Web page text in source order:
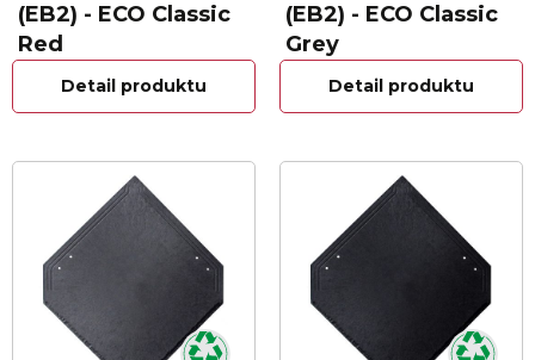
(EB2) - ECO Classic
Red
Detail produktu
(EB2) - ECO Classic
Grey
Detail produktu